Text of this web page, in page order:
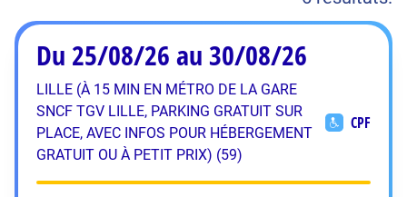
Du 25/08/26 au 30/08/26
LILLE (À 15 MIN EN MÉTRO DE LA GARE
SNCF TGV LILLE, PARKING GRATUIT SUR
PLACE, AVEC INFOS POUR HÉBERGEMENT
GRATUIT OU À PETIT PRIX) (59)
CPF